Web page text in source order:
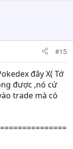
#15
đây X( Tớ
được ,nó cứ
trade mà có